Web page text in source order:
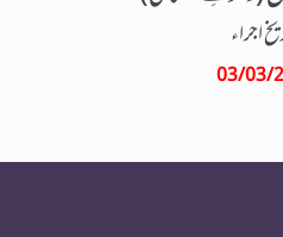
اجراء
03/03/